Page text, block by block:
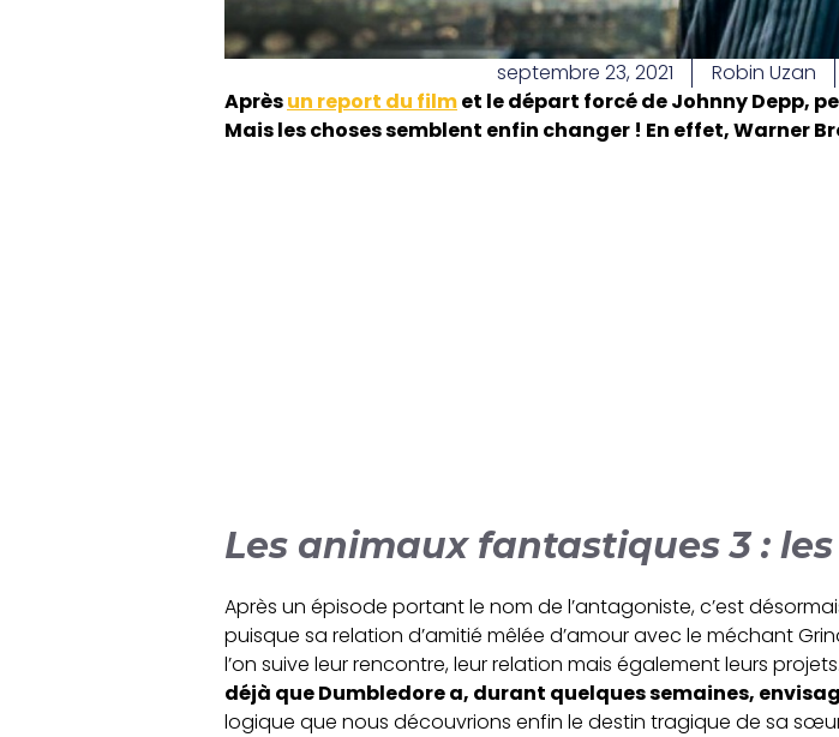
septembre 23, 2021 Robin Uzan
Aprèsun report du filmet le départ forcé de Johnny Depp,
Mais les choses semblent enfin changer ! En effet, Warner
Les animaux fantastiques 3 :
Après un épisode portant le nom de l’antagoniste, c’est
puisque sa relation d’amitié mêlée d’amour avec le méchant
l’on suive leur rencontre, leur relation mais également leurs
déjà que Dumbledore a, durant quelques semaines,
logique que nous découvrions enfin le destin tragique de sa